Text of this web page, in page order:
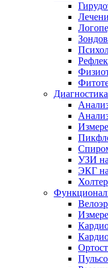
УЗИ
ЭКГ